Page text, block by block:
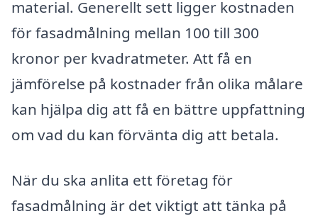
material. Generellt sett ligger kostnaden
för fasadmålning mellan 100 till 300
kronor per kvadratmeter. Att få en
jämförelse på kostnader från olika målare
kan hjälpa dig att få en bättre uppfattning
om vad du kan förvänta dig att betala.
När du ska anlita ett företag för
fasadmålning är det viktigt att tänka på